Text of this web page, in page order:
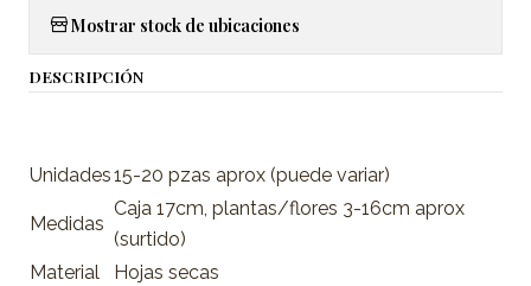
Mostrar stock de ubicaciones
DESCRIPCIÓN
Unidades15-20 pzas aprox (puede variar)
Medidas
Caja 17cm, plantas/flores 3-16cm aprox
(surtido)
Material
Hojas secas